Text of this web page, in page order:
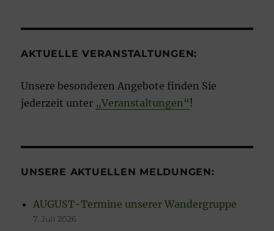
AKTUELLE VERANSTALTUNGEN:
Unsere besonderen Angebote finden Sie
jederzeit unter „Veranstaltungen“ !
UNSERE AKTUELLEN MELDUNGEN:
AUGUST-Termine unserer Wandergruppe
7. Juli 2026